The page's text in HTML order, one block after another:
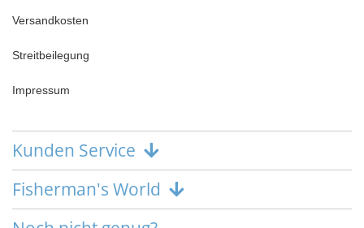
Versandkosten
Streitbeilegung
Impressum
Kunden Service
Fisherman's World